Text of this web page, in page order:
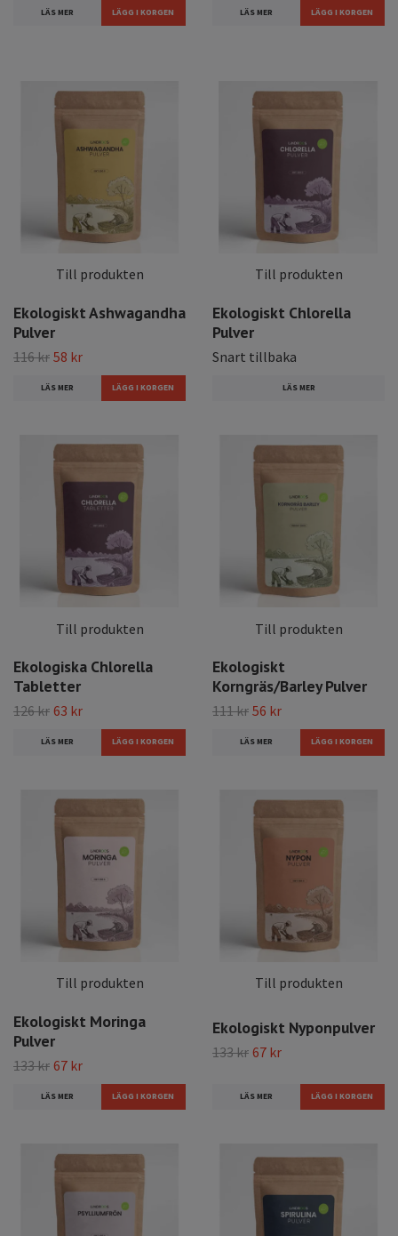
LÄS MER LÄS MER
Till produkten
Ekologiskt Ashwagandha
Pulver
116 kr 58 kr
LÄS MER
Till produkten
Ekologiskt Chlorella
Pulver
Snart tillbaka
LÄS MER
Till produkten
Ekologiska Chlorella
Tabletter
126 kr 63 kr
LÄS MER
Till produkten
Ekologiskt
Korngräs/Barley Pulver
111 kr 56 kr
LÄS MER
Till produkten
Ekologiskt Moringa
Pulver
133 kr 67 kr
LÄS MER
Till produkten
Ekologiskt Nyponpulver
133 kr 67 kr
LÄS MER